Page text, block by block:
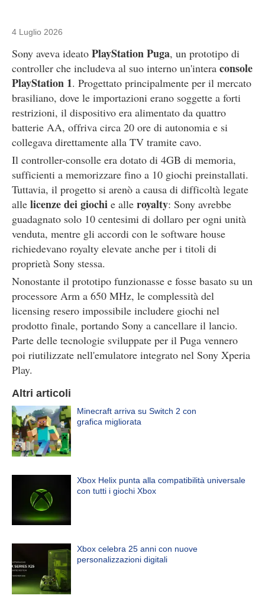
4 Luglio 2026
Sony aveva ideato PlayStation Puga, un prototipo di
controller che includeva al suo interno un'intera console
PlayStation 1. Progettato principalmente per il mercato
brasiliano, dove le importazioni erano soggette a forti
restrizioni, il dispositivo era alimentato da quattro
batterie AA, offriva circa 20 ore di autonomia e si
collegava direttamente alla TV tramite cavo.
Il controller-consolle era dotato di 4GB di memoria,
sufficienti a memorizzare fino a 10 giochi preinstallati.
Tuttavia, il progetto si arenò a causa di difficoltà legate
alle licenze dei giochi e alle royalty: Sony avrebbe
guadagnato solo 10 centesimi di dollaro per ogni unità
venduta, mentre gli accordi con le software house
richiedevano royalty elevate anche per i titoli di
proprietà Sony stessa.
Nonostante il prototipo funzionasse e fosse basato su un
processore Arm a 650 MHz, le complessità del
licensing resero impossibile includere giochi nel
prodotto finale, portando Sony a cancellare il lancio.
Parte delle tecnologie sviluppate per il Puga vennero
poi riutilizzate nell'emulatore integrato nel Sony Xperia
Play.
Altri articoli
Minecraft arriva su Switch 2 con
grafica migliorata
Xbox Helix punta alla compatibilità universale
con tutti i giochi Xbox
Xbox celebra 25 anni con nuove
personalizzazioni digitali